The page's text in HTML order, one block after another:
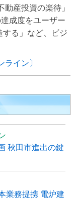
産投資の楽待」
成度をユーザー
する」など、ビジ
イン〕
秋田市進出の鍵
業務提携 電炉建